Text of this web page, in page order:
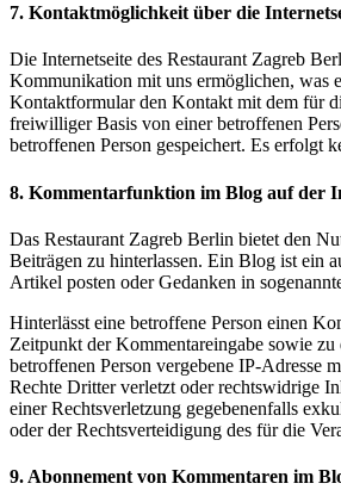
7. Kontaktmöglichkeit über die
Die Internetseite des Restaurant Zagreb
Kommunikation mit uns ermöglichen, was
Kontaktformular den Kontakt mit dem für
freiwilliger Basis von einer betroffenen
betroffenen Person gespeichert. Es erfolgt
8. Kommentarfunktion im Blog auf der
Das Restaurant Zagreb Berlin bietet den
Beiträgen zu hinterlassen. Ein Blog ist ein
Artikel posten oder Gedanken in
Hinterlässt eine betroffene Person einen
Zeitpunkt der Kommentareingabe sowie
betroffenen Person vergebene IP-Adresse
Rechte Dritter verletzt oder rechtswidrige
einer Rechtsverletzung gegebenenfalls
oder der Rechtsverteidigung des für die
9. Abonnement von Kommentaren im